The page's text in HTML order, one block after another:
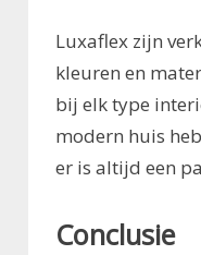
Luxaflex zijn
kleuren en
bij elk type
modern huis
er is altijd een
Conclusie